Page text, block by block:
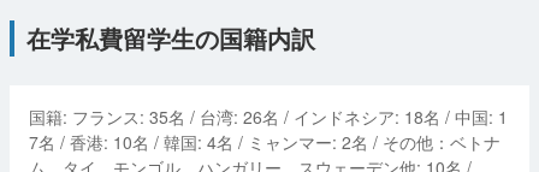
在学私費留学生の国籍内訳
国籍: フランス: 35名 / 台湾: 26名 / インドネシア: 18名 / 中国: 1
7名 / 香港: 10名 / 韓国: 4名 / ミャンマー: 2名 / その他：ベトナ
ム、タイ、モンゴル、ハンガリー、スウェーデン他: 10名 /